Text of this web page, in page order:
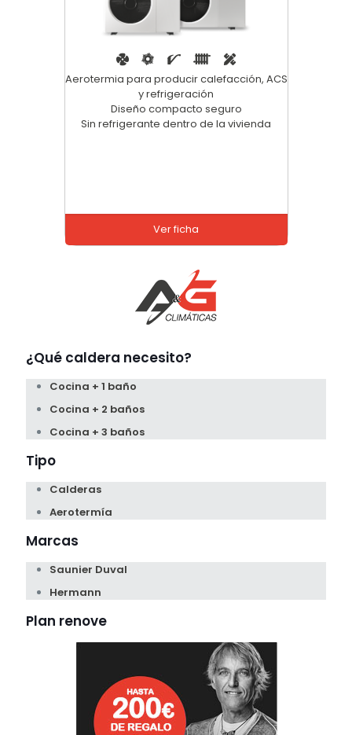
Aerotermia para producir calefacción, ACS
y refrigeración
Diseño compacto seguro
Sin refrigerante dentro de la vivienda
Ver ficha
¿Qué caldera necesito?
Cocina + 1 baño
Cocina + 2 baños
Cocina + 3 baños
Tipo
Calderas
Aerotermía
Marcas
Saunier Duval
Hermann
Plan renove